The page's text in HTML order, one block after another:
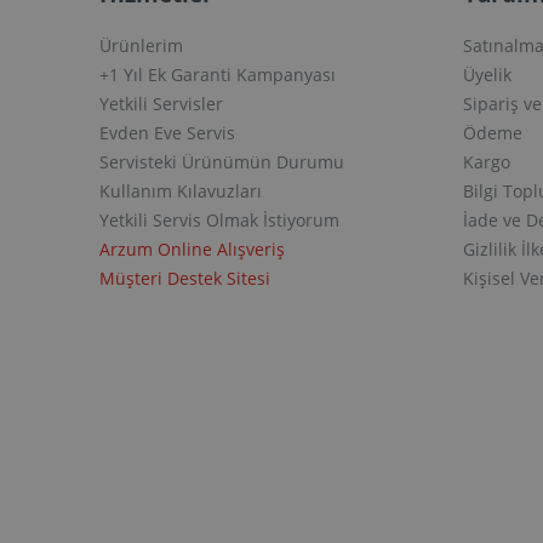
Ürünlerim
+1 Yıl Ek Garanti Kampanyası
Yetkili Servisler
Evden Eve Servis
Servisteki Ürünümün Durumu
Kullanım Kılavuzları
Yetkili Servis Olmak İstiyorum
Arzum Online Alışveriş
Müşteri Destek Sitesi
Üyelik
Sipariş
Ödeme
Kargo
Bilgi
İade ve
Gizlilik
Kişisel